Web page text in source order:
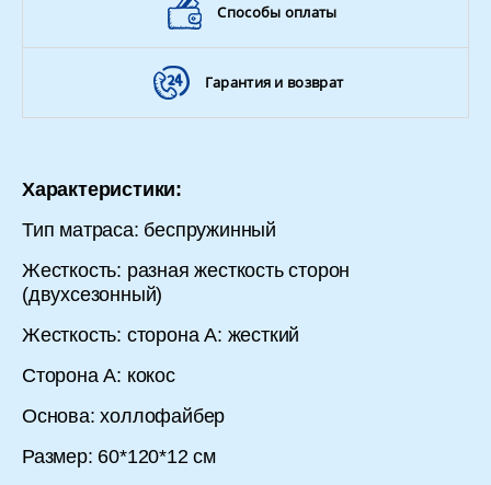
Способы оплаты
Гарантия и возврат
Характеристики:
Тип матраса: беспружинный
Жесткость: разная жесткость сторон
(двухсезонный)
Жесткость: сторона А: жесткий
Сторона А: кокос
Основа: холлофайбер
Размер: 60*120*12 см